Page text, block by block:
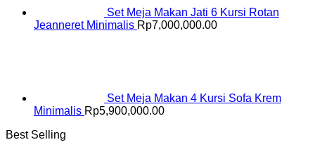
Set Meja Makan Jati 6 Kursi Rotan
Jeanneret Minimalis Rp7,000,000.00
Set Meja Makan 4 Kursi Sofa Krem
Minimalis Rp5,900,000.00
Best Selling